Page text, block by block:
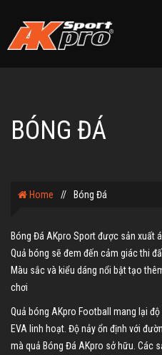
BÓNG ĐÁ
Home // Bóng Đá
Bóng Đá AKpro Sport được sản xuất
Quả bóng sẽ đem đến cảm giác thi
Màu sắc và kiểu dáng nổi bật tạo
chơi
Quả bóng AKpro Football mang lại
EVA linh hoạt. Độ nảy ổn định với
mà quả Bóng Đá AKpro sở hữu. Các